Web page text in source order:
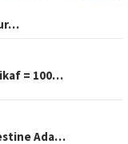
= 100…
Ada…